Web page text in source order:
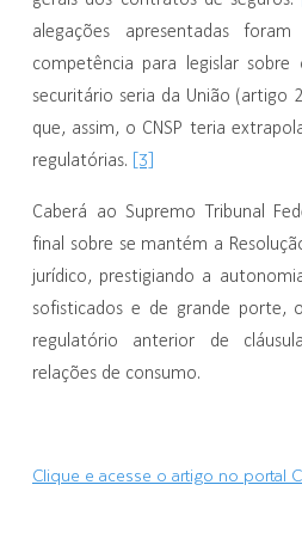
alegações apresentadas
competência para legislar
securitário seria da União (artigo
que, assim, o CNSP teria
regulatórias. [3]
Caberá ao Supremo Tribunal
final sobre se mantém a
jurídico, prestigiando a
sofisticados e de grande porte,
regulatório anterior de
relações de consumo.
Clique e acesse o artigo no portal